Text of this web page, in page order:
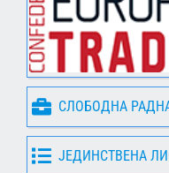
СЛОБОДНА
ЈЕДИНСТВЕНА